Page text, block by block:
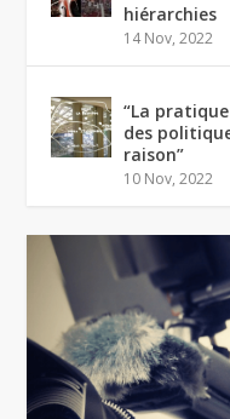
hiérarchies
14 Nov, 2022
“La
des
raison”
10 Nov, 2022